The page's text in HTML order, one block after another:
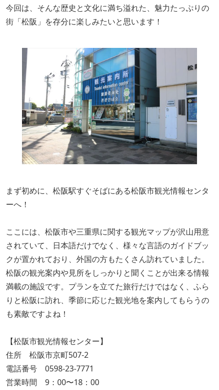
今回は、そんな歴史と文化に満ち溢れた、魅力たっぷりの
街「松阪」を存分に楽しみたいと思います！
まず初めに、松阪駅すぐそばにある松阪市観光情報センタ
ーへ！
ここには、松阪市や三重県に関する観光マップが沢山用意
されていて、日本語だけでなく、様々な言語のガイドブッ
クが置かれており、外国の方もたくさん訪れていました。
松阪の観光案内や見所をしっかりと聞くことが出来る情報
満載の施設です。プランを立てた旅行だけではなく、ふら
りと松阪に訪れ、季節に応じた観光地を案内してもらうの
も素敵ですよね！
【松阪市観光情報センター】
住所 松阪市京町507-2
電話番号 0598-23-7771
営業時間 9：00〜18：00